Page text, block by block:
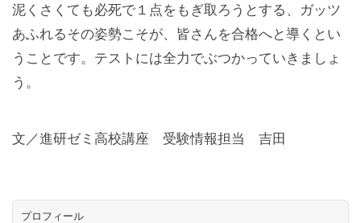
泥くさくても必死で１点をもぎ取ろうとする、ガッツ
あふれるその姿勢こそが、皆さんを合格へと導くとい
うことです。テストには全力でぶつかっていきましょ
う。
文／進研ゼミ高校講座 受験情報担当 吉田
プロフィール